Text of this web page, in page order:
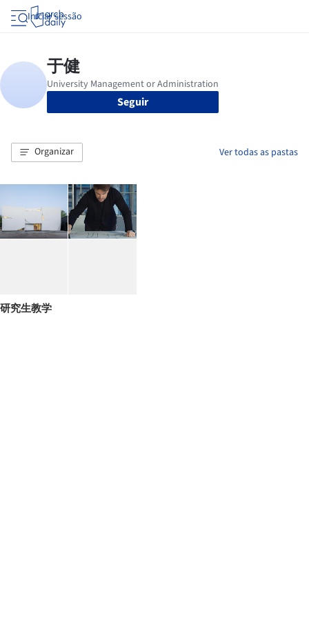
Iniciar sessão
Seguir
Organizar Ver todas as pastas
研究生教学